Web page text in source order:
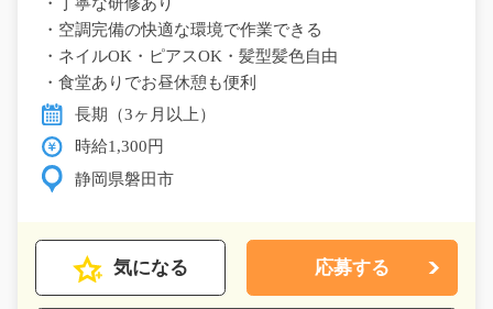
・空調完備の快適な環境で作業できる
・ネイルOK・ピアスOK・髪型髪色自由
・食堂ありでお昼休憩も便利
長期（3ヶ月以上）
時給1,300円
静岡県磐田市
気になる 応募する